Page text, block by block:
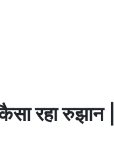
रहा रुझान